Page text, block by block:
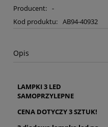
Producent: -
Kod produktu: AB94-40932
Opis
LAMPKI 3 LED
SAMOPRZYLEPNE
CENA DOTYCZY 3 SZTUK!